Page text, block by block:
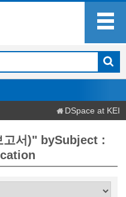
DSpace at KEI
서)" bySubject :